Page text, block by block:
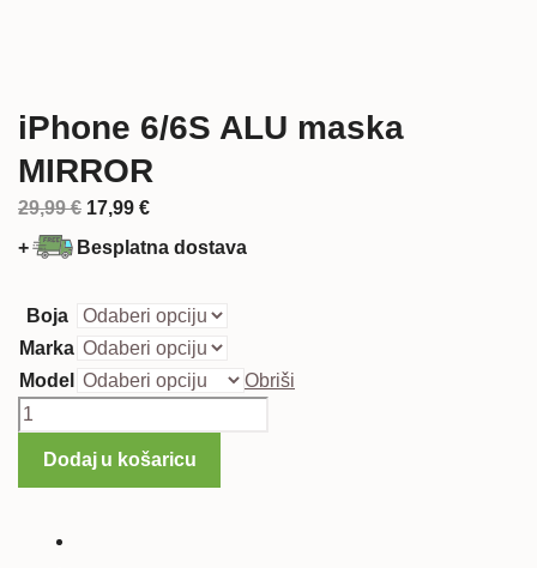
iPhone 6/6S ALU maska
MIRROR
29,99€ Izvorna
cijena
29,99 €.
17,99 €Trenutna
cijena
+ Besplatna dostava
Boja
Marka
Model
Obriši
iPhone
ALU
Dodaj u košaricu